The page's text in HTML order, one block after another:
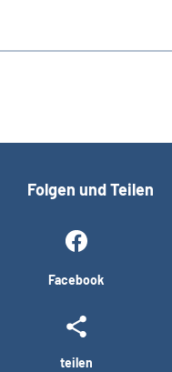
Folgen und Teilen
Facebook
teilen